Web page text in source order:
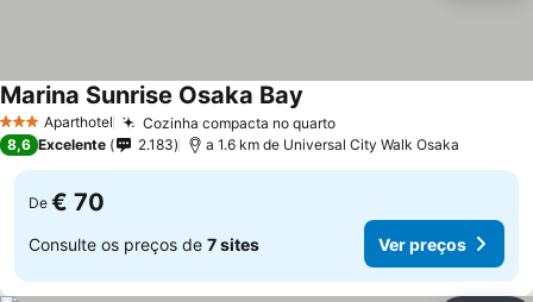
3 EstrelasAparthotel Cozinha compacta no quarto
Marina Sunrise Osaka Bay
8,6 Excelente 2.183 a 1.6 km de Universal City Walk Osaka
De € 70
Consulte os preços de 7 sites Ver preços